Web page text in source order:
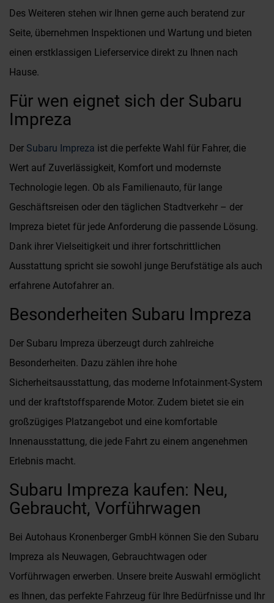
Des Weiteren stehen wir Ihnen gerne auch beratend zur
Seite, übernehmen Inspektionen und Wartung und bieten
einen erstklassigen Lieferservice direkt zu Ihnen nach
Hause.
Für wen eignet sich der Subaru
Impreza
Der Subaru Impreza ist die perfekte Wahl für Fahrer, die
Wert auf Zuverlässigkeit, Komfort und modernste
Technologie legen. Ob als Familienauto, für lange
Geschäftsreisen oder den täglichen Stadtverkehr – der
Impreza bietet für jede Anforderung die passende Lösung.
Dank ihrer Vielseitigkeit und ihrer fortschrittlichen
Ausstattung spricht sie sowohl junge Berufstätige als auch
erfahrene Autofahrer an.
Besonderheiten Subaru Impreza
Der Subaru Impreza überzeugt durch zahlreiche
Besonderheiten. Dazu zählen ihre hohe
Sicherheitsausstattung, das moderne Infotainment-System
und der kraftstoffsparende Motor. Zudem bietet sie ein
großzügiges Platzangebot und eine komfortable
Innenausstattung, die jede Fahrt zu einem angenehmen
Erlebnis macht.
Subaru Impreza kaufen: Neu,
Gebraucht, Vorführwagen
Bei Autohaus Kronenberger GmbH können Sie den Subaru
Impreza als Neuwagen, Gebrauchtwagen oder
Vorführwagen erwerben. Unsere breite Auswahl ermöglicht
es Ihnen, das perfekte Fahrzeug für Ihre Bedürfnisse und Ihr